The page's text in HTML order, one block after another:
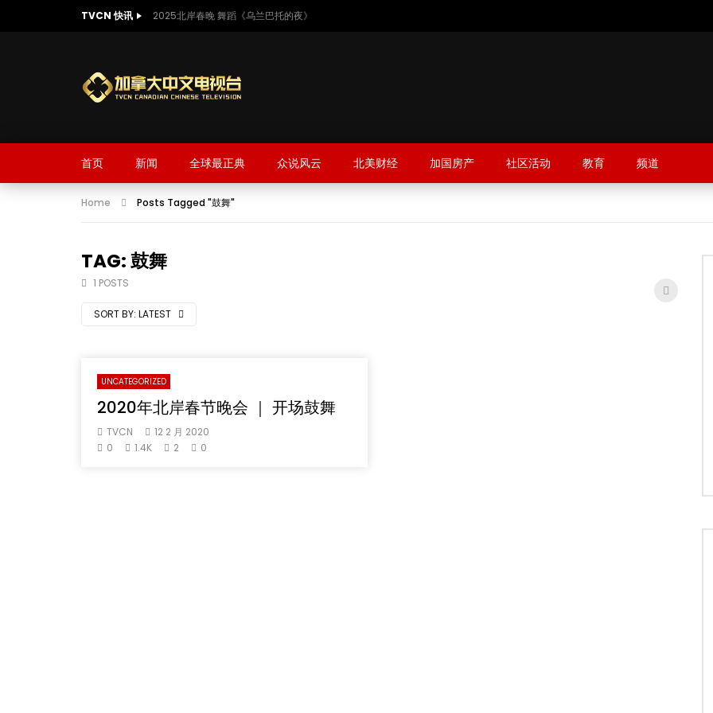
TVCN 快讯 2025北岸春晚 舞蹈《乌兰巴托的夜》
首页 新闻 全球最正典 众说风云 北美财经 加国房产 社区活动 教育 频道
Home Posts Tagged "鼓舞"
TAG: 鼓舞
1 POSTS
SORT BY: LATEST
UNCATEGORIZED
2020年北岸春节晚会 ｜ 开场鼓舞
TVCN
12 2 月 2020
0
1.4K 2 0